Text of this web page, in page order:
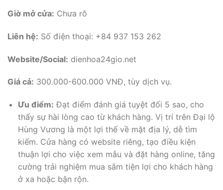
Giờ mở cửa: Chưa rõ
Liên hệ: Số điện thoại: +84 937 153 262
Website/Social: dienhoa24gio.net
Giá cả: 300.000-600.000 VNĐ, tùy dịch vụ.
Ưu điểm: Đạt điểm đánh giá tuyệt đối 5 sao, cho
thấy sự hài lòng cao từ khách hàng. Vị trí trên Đại lộ
Hùng Vương là một lợi thế về mặt địa lý, dễ tìm
kiếm. Cửa hàng có website riêng, tạo điều kiện
thuận lợi cho việc xem mẫu và đặt hàng online, tăng
cường trải nghiệm mua sắm tiện lợi cho khách hàng
ở xa hoặc bận rộn.